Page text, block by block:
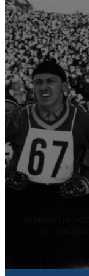
Norjalaiset ja